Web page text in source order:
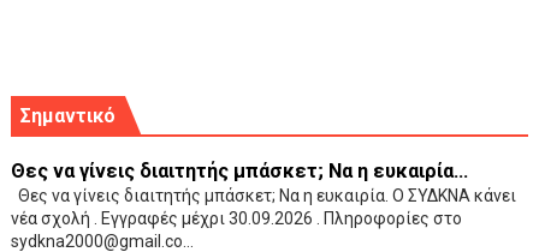
Σημαντικό
Θες να γίνεις διαιτητής μπάσκετ; Να η ευκαιρία...
Θες να γίνεις διαιτητής μπάσκετ; Να η ευκαιρία. Ο ΣΥΔΚΝΑ κάνει
νέα σχολή . Εγγραφές μέχρι 30.09.2026 . Πληροφορίες στο
sydkna2000@gmail.co...